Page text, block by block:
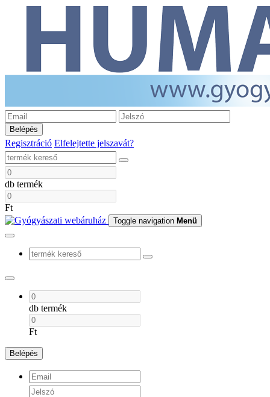
Belépés
Regisztráció Elfelejtette jelszavát?
db termék
Ft
Toggle navigation Menü
db termék
Ft
Belépés